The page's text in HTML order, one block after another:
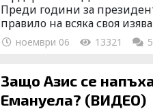
Преди години за
правило на всяка своя
ноември 06 13321 5
Защо Азис се
Емануела? (ВИДЕО)